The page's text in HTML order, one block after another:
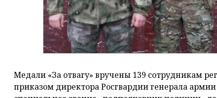
Медали «За отвагу» вручены 139 сотрудникам
приказом директора Росгвардии генерала